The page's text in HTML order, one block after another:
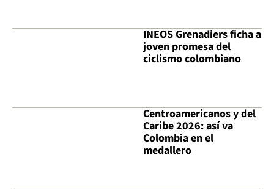
INEOS Grenadiers ficha a
joven promesa del
ciclismo colombiano
Centroamericanos y del
Caribe 2026: así va
Colombia en el
medallero